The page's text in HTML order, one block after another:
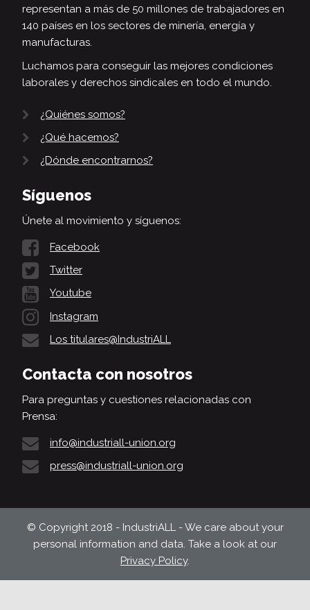
representan a más de 50 millones de trabajadores en
140 países en los sectores de minería, energía y
manufacturas.
Luchamos para conseguir las mejores condiciones
laborales y derechos sindicales en todo el mundo.
¿Quiénes somos?
¿Qué hacemos?
¿Dónde encontrarnos?
Síguenos
Únete al movimiento y síguenos:
Facebook
Twitter
Youtube
Instagram
Los titulares@IndustriALL
Contacta con nosotros
Para preguntas y cuestiones relacionadas con
Prensa:
info@industriall-union.org
press@industriall-union.org
© Copyright 2018 - IndustriALL - We care about your
personal information and data. Take a look at our
Privacy Policy.